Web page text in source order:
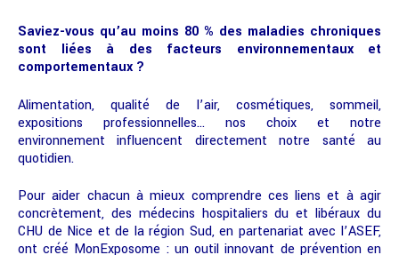
Saviez-vous qu’au moins 80 % des maladies chroniques
sont liées à des facteurs environnementaux et
comportementaux ?
Alimentation, qualité de l’air, cosmétiques, sommeil,
expositions professionnelles… nos choix et notre
environnement influencent directement notre santé au
quotidien.
Pour aider chacun à mieux comprendre ces liens et à agir
concrètement, des médecins hospitaliers du et libéraux du
CHU de Nice et de la région Sud, en partenariat avec l’ASEF,
ont créé MonExposome : un outil innovant de prévention en